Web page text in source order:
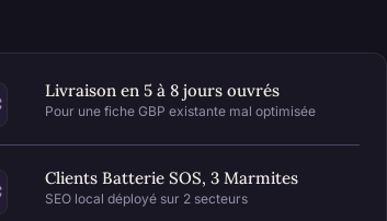
Livraison en 5 à 8 jours ouvrés
Pour une fiche GBP existante mal optimisée
Clients Batterie SOS, 3 Marmites
SEO local déployé sur 2 secteurs